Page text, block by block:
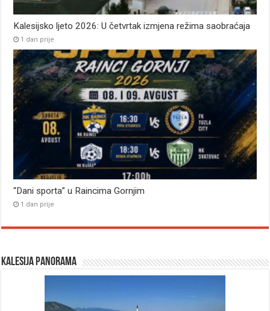
Kalesijsko ljeto 2026: U četvrtak izmjena režima saobraćaja
1 dan prije
“Dani sporta” u Raincima Gornjim
1 dan prije
Kalesija panorama